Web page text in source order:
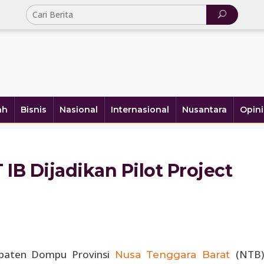
Bisnis Nasional Internasional Nusantara Opini
IB Dijadikan Pilot Project
Dompu Provinsi Nusa Tenggara Barat (NTB)